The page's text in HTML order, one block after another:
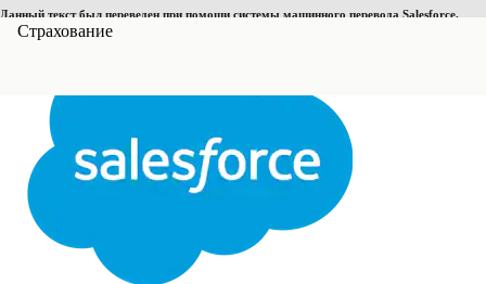
Данный текст был переведен при помощи системы машинного перевода Salesforce.
Дополнительные сведения см.
Закрыть
Страхование